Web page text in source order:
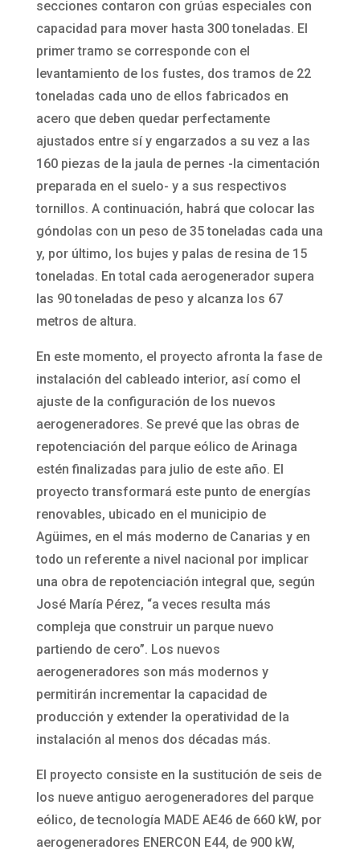
secciones contaron con grúas especiales con
capacidad para mover hasta 300 toneladas. El
primer tramo se corresponde con el
levantamiento de los fustes, dos tramos de 22
toneladas cada uno de ellos fabricados en
acero que deben quedar perfectamente
ajustados entre sí y engarzados a su vez a las
160 piezas de la jaula de pernes -la cimentación
preparada en el suelo- y a sus respectivos
tornillos. A continuación, habrá que colocar las
góndolas con un peso de 35 toneladas cada una
y, por último, los bujes y palas de resina de 15
toneladas. En total cada aerogenerador supera
las 90 toneladas de peso y alcanza los 67
metros de altura.
En este momento, el proyecto afronta la fase de
instalación del cableado interior, así como el
ajuste de la configuración de los nuevos
aerogeneradores. Se prevé que las obras de
repotenciación del parque eólico de Arinaga
estén finalizadas para julio de este año. El
proyecto transformará este punto de energías
renovables, ubicado en el municipio de
Agüimes, en el más moderno de Canarias y en
todo un referente a nivel nacional por implicar
una obra de repotenciación integral que, según
José María Pérez, “a veces resulta más
compleja que construir un parque nuevo
partiendo de cero”. Los nuevos
aerogeneradores son más modernos y
permitirán incrementar la capacidad de
producción y extender la operatividad de la
instalación al menos dos décadas más.
El proyecto consiste en la sustitución de seis de
los nueve antiguo aerogeneradores del parque
eólico, de tecnología MADE AE46 de 660 kW, por
aerogeneradores ENERCON E44, de 900 kW,